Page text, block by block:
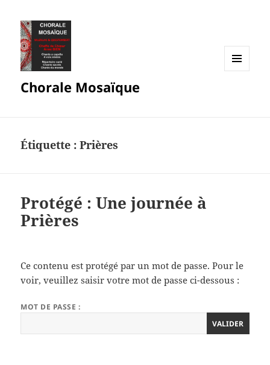
Chorale Mosaïque
Étiquette :Prières
Protégé : Une journée à
Prières
Ce contenu est protégé par un mot de passe. Pour le
voir, veuillez saisir votre mot de passe ci-dessous :
MOT DE PASSE :